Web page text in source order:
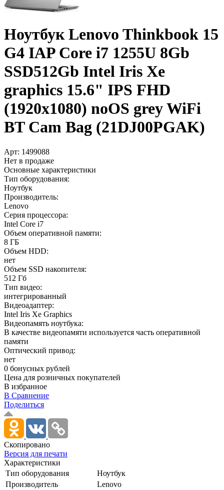
Ноутбук Lenovo Thinkbook 15
G4 IAP Core i7 1255U 8Gb
SSD512Gb Intel Iris Xe
graphics 15.6" IPS FHD
(1920x1080) noOS grey WiFi
BT Cam Bag (21DJ00PGAK)
Арт: 1499088
Нет в продаже
Основные характеристики
Тип оборудования:
Ноутбук
Производитель:
Lenovo
Серия процессора:
Intel Core i7
Объем оперативной памяти:
8 ГБ
Объем HDD:
нет
Объем SSD накопителя:
512 Гб
Тип видео:
интегрированный
Видеоадаптер:
Intel Iris Xe Graphics
Видеопамять ноутбука:
В качестве видеопамяти используется часть оперативной
памяти
Оптический привод:
нет
0 бонусных рублей
Цена для розничных покупателей
В избранное
В Сравнение
Поделиться
Скопировано
Версия для печати
Характеристики
Тип оборудования
Ноутбук
Производитель
Lenovo